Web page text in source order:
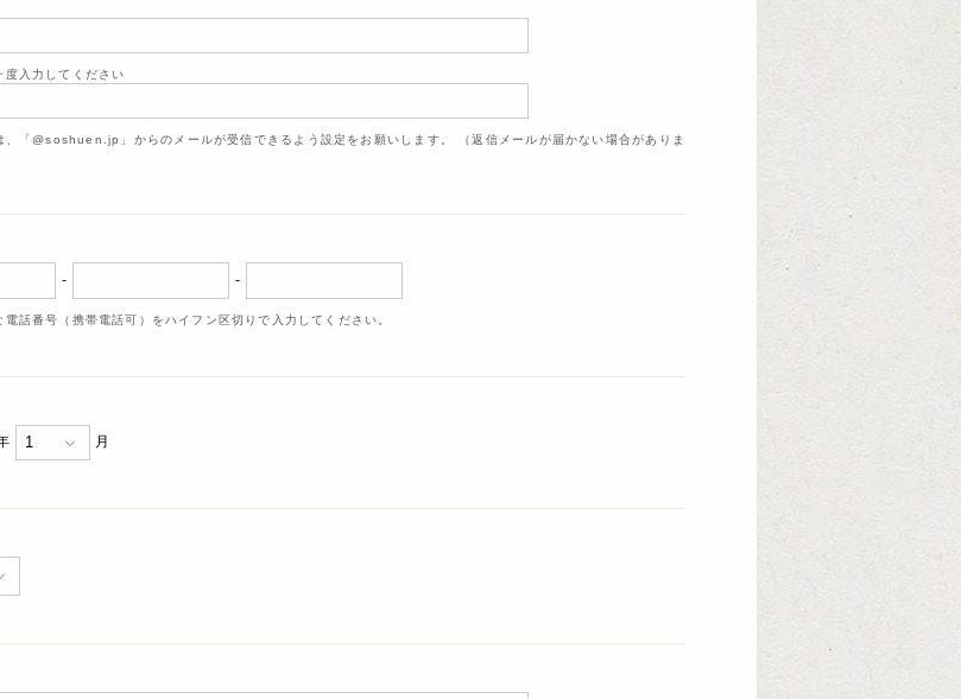
度入力してください
、「@soshuen.jp」からのメールが受信できるよう設定をお願いします。 （返信メールが届かない場合がありま
- -
電話番号（携帯電話可）をハイフン区切りで入力してください。
月